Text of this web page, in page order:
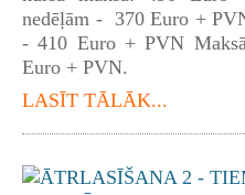
nedēļām - 370 Euro +
- 410 Euro + PVN
Euro + PVN.
LASĪT TĀLĀK...